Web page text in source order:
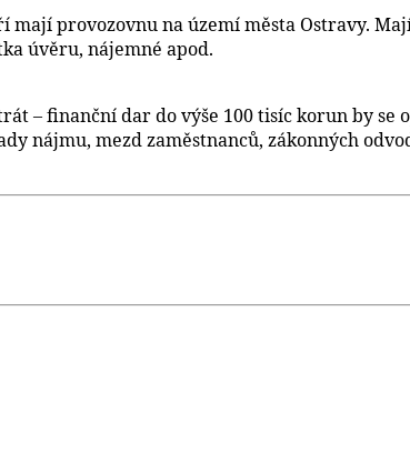
provozovnu na území města Ostravy.
úvěru, nájemné apod.
– finanční dar do výše 100 tisíc korun by
nájmu, mezd zaměstnanců, zákonných